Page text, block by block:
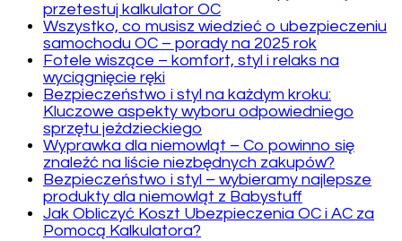
przetestuj kalkulator OC
Wszystko, co musisz wiedzieć o ubezpieczeniu
samochodu OC – porady na 2025 rok
Fotele wiszące – komfort, styl i relaks na
wyciągnięcie ręki
Bezpieczeństwo i styl na każdym kroku:
Kluczowe aspekty wyboru odpowiedniego
sprzętu jeździeckiego
Wyprawka dla niemowląt – Co powinno się
znaleźć na liście niezbędnych zakupów?
Bezpieczeństwo i styl – wybieramy najlepsze
produkty dla niemowląt z Babystuff
Jak Obliczyć Koszt Ubezpieczenia OC i AC za
Pomocą Kalkulatora?